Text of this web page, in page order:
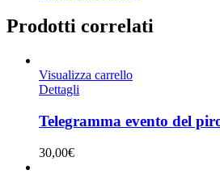
Prodotti correlati
Visualizza carrello
Dettagli
Telegramma evento del
30,00€